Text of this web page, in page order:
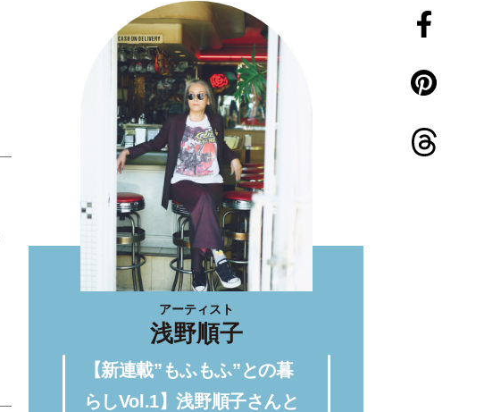
アーティスト
浅野順子
【新連載”もふもふ”との暮
らしVol.1】浅野順子さんと